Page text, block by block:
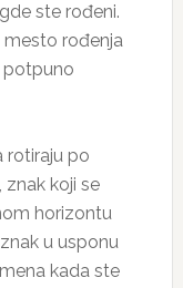
ste rođeni.
rođenja
potpuno
rotiraju po
znak koji se
horizontu
u usponu
kada ste